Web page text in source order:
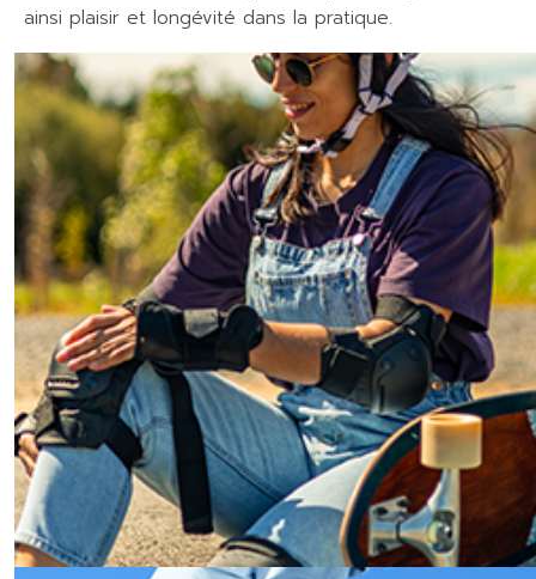
ainsi plaisir et longévité dans la pratique.